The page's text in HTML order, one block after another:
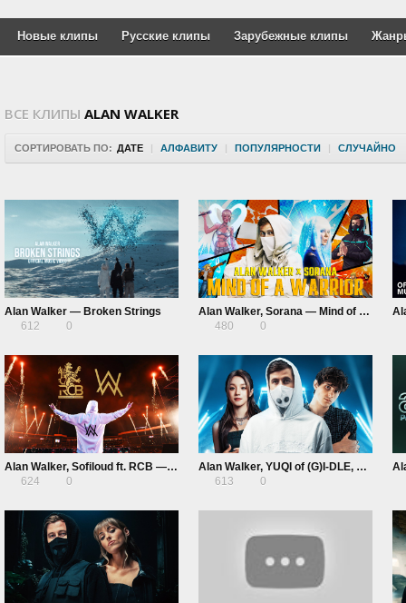
Новые клипы Русские клипы Зарубежные клипы
ВСЕ КЛИПЫ ALAN WALKER
СОРТИРОВАТЬ ПО: ДАТЕ | АЛФАВИТУ | ПОПУЛЯРНОСТИ | СЛУЧАЙНО
Alan Walker — Broken Strings
612
0
Alan Walker, Sorana — Mind of a Warrior
480
0
Alan Walker, Sofiloud ft. RCB — Team Side
624
0
Alan Walker, YUQI of (G)I-DLE, JVKE — Fire!
613
0